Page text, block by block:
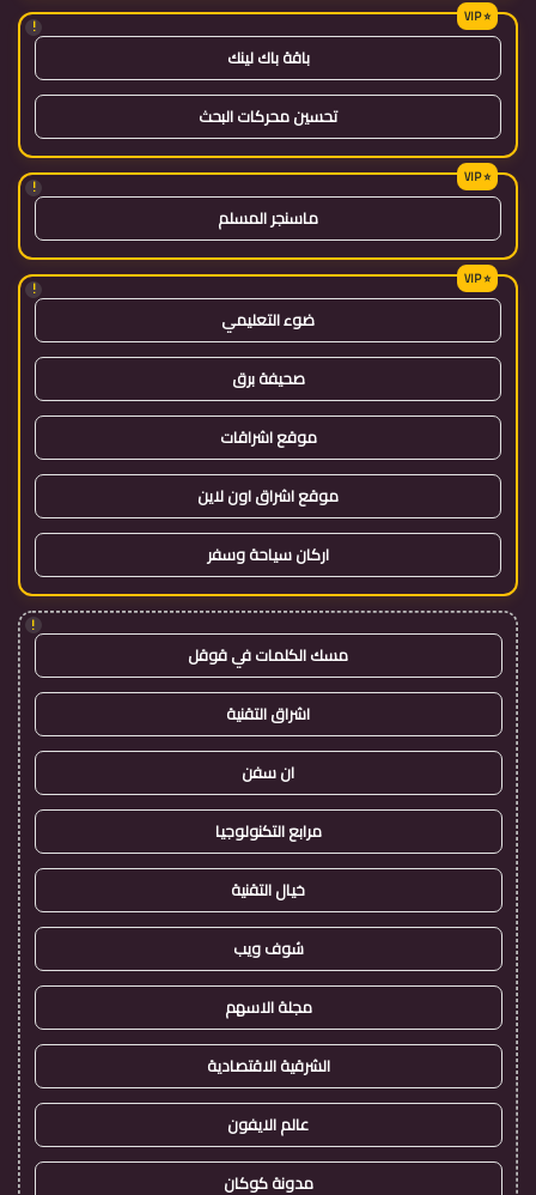
!
باقة باك لينك
تحسين محركات البحث
!
ماسنجر المسلم
!
ضوء التعليمي
صحيفة برق
موقع اشراقات
موقع اشراق اون لاين
اركان سياحة وسفر
!
مسك الكلمات في قوقل
اشراق التقنية
ان سفن
مرابع التكنولوجيا
خيال التقنية
شوف ويب
مجلة الاسهم
الشرقية الاقتصادية
عالم الايفون
مدونة كوكان